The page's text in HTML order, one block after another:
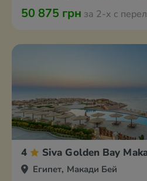
50 875 грн за 2-х с
4 Siva Golden Bay
Египет, Макади Бей